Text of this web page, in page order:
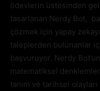
ödevlerin üstesinden
tasarlanan Nerdy Bot,
çözmek için yapay
taleplerden bulunanlar
başvuruyor. Nerdy
matematiksel
tanım ve tarihsel